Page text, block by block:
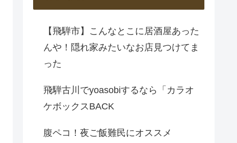
【飛騨市】こんなとこに居酒屋あった
んや！隠れ家みたいなお店見つけてま
った
飛騨古川でyoasobiするなら「カラオ
ケボックスBACK
腹ペコ！夜ご飯難民にオススメ